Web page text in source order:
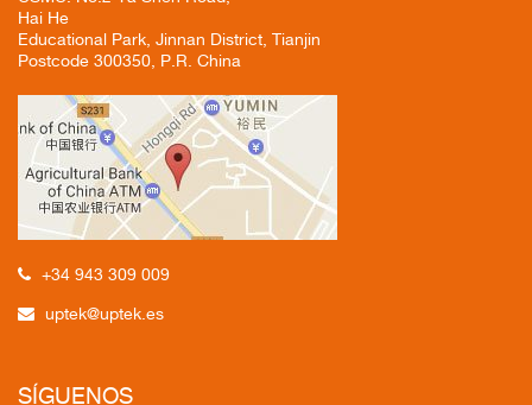
Hai He
Educational Park, Jinnan District, Tianjin
Postcode 300350, P.R. China
+34 943 309 009
uptek@uptek.es
SÍGUENOS